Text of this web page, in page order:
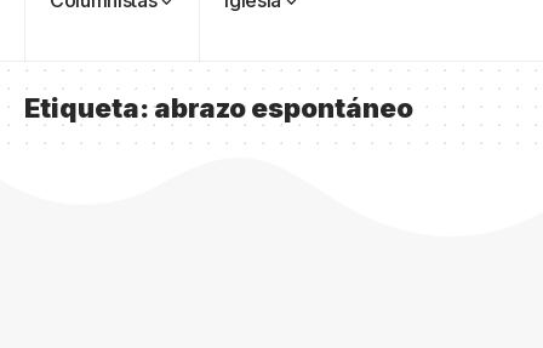
Etiqueta:abrazo espontáneo